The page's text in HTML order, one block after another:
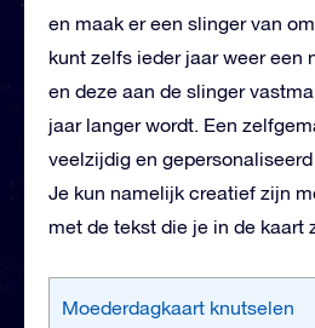
en maak er een slinger van
kunt zelfs ieder jaar weer een
en deze aan de slinger
jaar langer wordt. Een
veelzijdig en
Je kun namelijk creatief zijn
met de tekst die je in de kaart
Moederdagkaart knutselen